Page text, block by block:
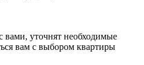
уточнят необходимые
вам с выбором квартиры